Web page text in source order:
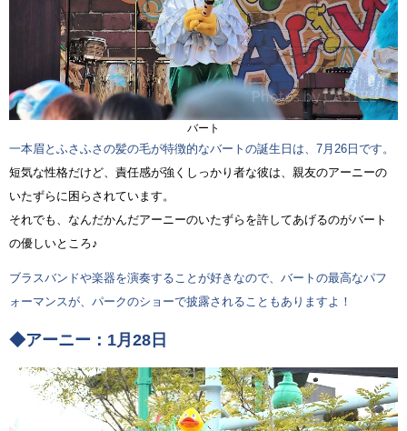
バート
一本眉とふさふさの髪の毛が特徴的なバートの誕生日は、7月26日です。
短気な性格だけど、責任感が強くしっかり者な彼は、親友のアーニーの
いたずらに困らされています。
それでも、なんだかんだアーニーのいたずらを許してあげるのがバート
の優しいところ♪
ブラスバンドや楽器を演奏することが好きなので、バートの最高なパフ
ォーマンスが、パークのショーで披露されることもありますよ！
◆アーニー：1月28日